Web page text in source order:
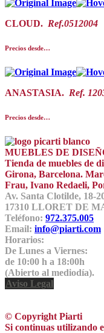
CLOUD. Ref.0512004
Precios desde…
ANASTASIA. Ref.
Precios desde…
MUEBLES DE
Tienda de muebles de
Girona, Barcelona.
Frau, Ivano Redaeli,
Av. Santa Clotilde, 18-
17310 LLORET DE
Teléfono: 972.375.005
Email: info@piarti.com
Horarios:
De Lunes a Viernes:
de 10:00 h a 18:00h
(Abierto al mediodía).
Aviso Legal
© Copyright Piarti
Si continuas utilizando